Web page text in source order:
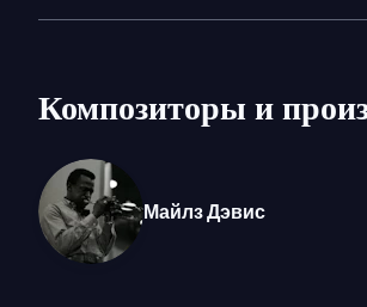
вечера руководитель группы
Композиторы и
Майлз Дэвис